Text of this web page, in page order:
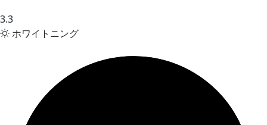
3.3
ホワイトニング